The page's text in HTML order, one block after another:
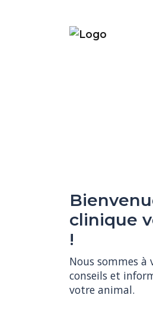
clinique
!
Nous sommes
conseils et
votre animal.